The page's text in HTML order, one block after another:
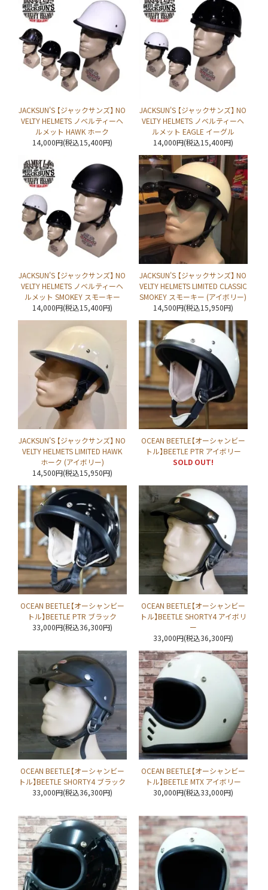
JACKSUN'S 【ジャックサンズ】 NO
VELTY HELMETS ノベルティーヘ
ルメット HAWK ホーク
14,000円(税込15,400円)
JACKSUN'S 【ジャックサンズ】 NO
VELTY HELMETS ノベルティーヘ
ルメット EAGLE イーグル
14,000円(税込15,400円)
JACKSUN'S 【ジャックサンズ】 NO
VELTY HELMETS ノベルティーヘ
ルメット SMOKEY スモーキー
14,000円(税込15,400円)
JACKSUN'S 【ジャックサンズ】 NO
VELTY HELMETS LIMITED CLASSIC
SMOKEY スモーキー (アイボリー)
14,500円(税込15,950円)
JACKSUN'S 【ジャックサンズ】 NO
VELTY HELMETS LIMITED HAWK
ホーク (アイボリー)
14,500円(税込15,950円)
OCEAN BEETLE【オーシャンビー
トル】BEETLE PTR アイボリー
SOLD OUT!
OCEAN BEETLE【オーシャンビー
トル】BEETLE PTR ブラック
33,000円(税込36,300円)
OCEAN BEETLE【オーシャンビー
トル】BEETLE SHORTY4 アイボリ
ー
33,000円(税込36,300円)
OCEAN BEETLE【オーシャンビー
トル】BEETLE SHORTY4 ブラック
33,000円(税込36,300円)
OCEAN BEETLE【オーシャンビー
トル】BEETLE MTX アイボリー
30,000円(税込33,000円)